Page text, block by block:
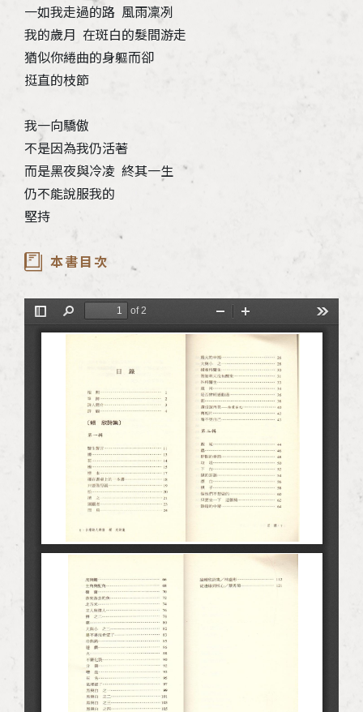
一如我走過的路 風雨凜冽
我的歲月 在斑白的髮間游走
猶似你綣曲的身軀而卻
挺直的枝節
我一向驕傲
不是因為我仍活著
而是黑夜與冷凌 終其一生
仍不能說服我的
堅持
本書目次